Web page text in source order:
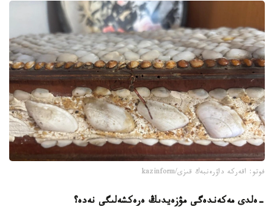
فوتو: اقەركە داۋرەنبەك قىزى/kazinform
-ەلدى مەكەندەگى مۋزەيدىڭ ەرەكشەلىگى نەدە؟